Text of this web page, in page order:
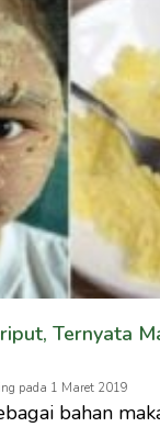
Ternyata
pada 1 Maret 2019
bahan